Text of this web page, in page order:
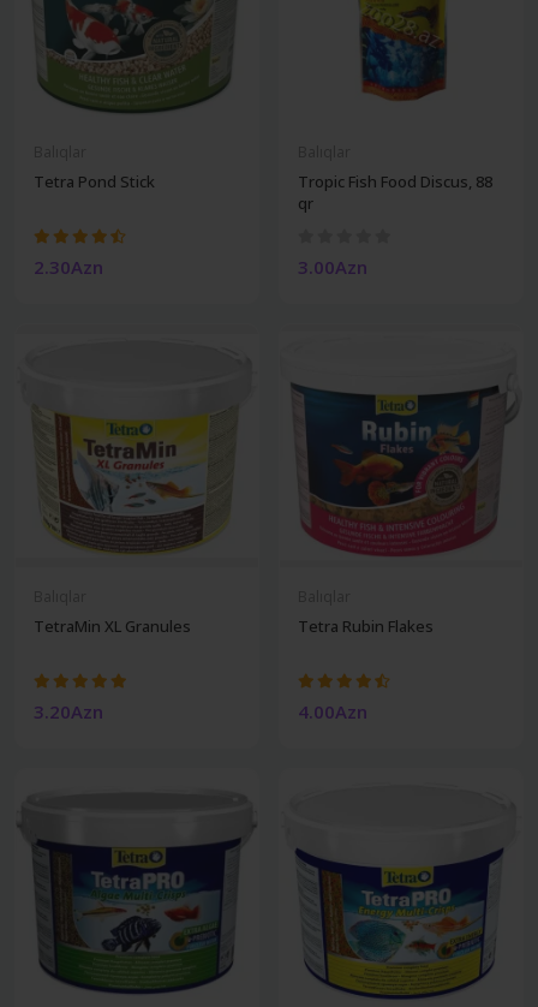
Tetra Pond Stick
2.30Azn
Tropic Fish Food Discus, 88
qr
3.00Azn
TetraMin XL Granules
3.20Azn
Tetra Rubin Flakes
4.00Azn